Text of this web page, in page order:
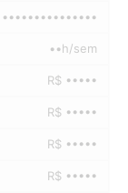
•••••••••••••••
••h/sem
R$ •••••
R$ •••••
R$ •••••
R$ •••••